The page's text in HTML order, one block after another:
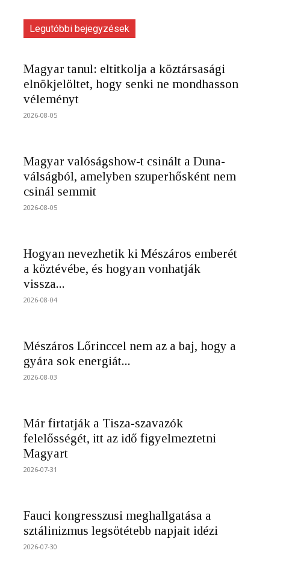
Legutóbbi bejegyzések
Magyar tanul: eltitkolja a köztársasági
elnökjelöltet, hogy senki ne mondhasson
véleményt
2026-08-05
Magyar valóságshow-t csinált a Duna-
válságból, amelyben szuperhősként nem
csinál semmit
2026-08-05
Hogyan nevezhetik ki Mészáros emberét
a köztévébe, és hogyan vonhatják
vissza...
2026-08-04
Mészáros Lőrinccel nem az a baj, hogy a
gyára sok energiát...
2026-08-03
Már firtatják a Tisza-szavazók
felelősségét, itt az idő figyelmeztetni
Magyart
2026-07-31
Fauci kongresszusi meghallgatása a
sztálinizmus legsötétebb napjait idézi
2026-07-30